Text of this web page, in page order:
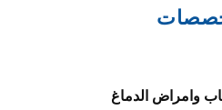
وامراض الدماغ